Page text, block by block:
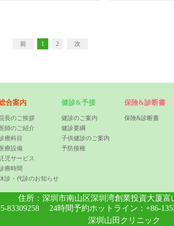
前 1 2 次
合案内
長のご挨拶
医師のご紹介
療科目
医療設備
児サービス
療時間
診・代診のお知らせ
健診&予接
健診のご案内
健診要綱
子供健診のご案内
予防接種
保険&診断書
保険&診断書
深圳山田クリニック
住所： 深圳市南山区深圳湾創業投資大厦富
83309258 24時間予約ホットライン： +86-